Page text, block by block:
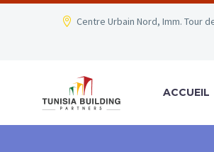
Centre Urbain Nord, Imm. Tour
ACCUEIL